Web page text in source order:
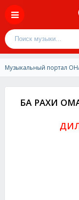
Музыкальный портал
БА РАХИ